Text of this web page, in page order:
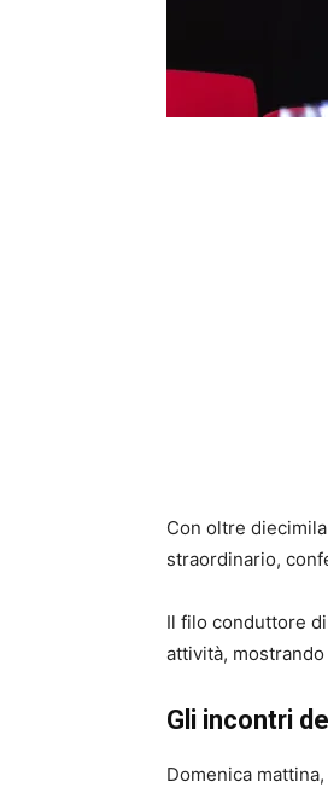
Con oltre
straordinario,
Il filo conduttore
attività,
Gli incontri
Domenica